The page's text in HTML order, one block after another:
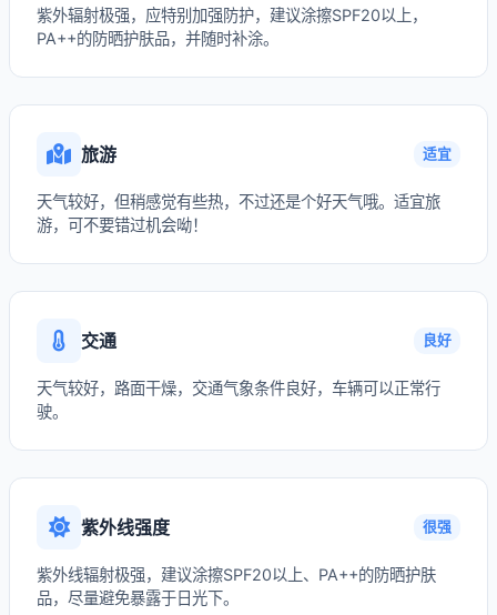
紫外辐射极强，应特别加强防护，建议涂擦SPF20以上，
PA++的防晒护肤品，并随时补涂。
旅游 适宜
天气较好，但稍感觉有些热，不过还是个好天气哦。适宜旅
游，可不要错过机会呦！
交通 良好
天气较好，路面干燥，交通气象条件良好，车辆可以正常行
驶。
紫外线强度 很强
紫外线辐射极强，建议涂擦SPF20以上、PA++的防晒护肤
品，尽量避免暴露于日光下。